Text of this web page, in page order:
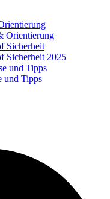
Orientierung
Sicherheit 2025
und Tipps